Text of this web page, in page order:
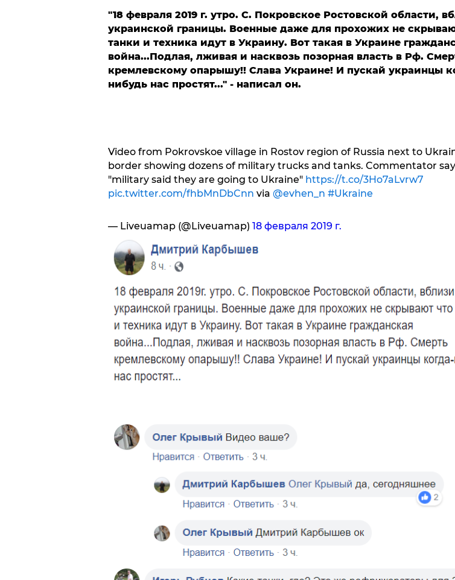
"18 февраля 2019 г. утро. С. Покровское Ростовской области,
украинской границы. Военные даже для прохожих не
танки и техника идут в Украину. Вот такая в Украине
война...Подлая, лживая и насквозь позорная власть в Рф.
кремлевскому опарышу!! Слава Украине! И пускай украинцы
нибудь нас простят..." - написал он.
Video from Pokrovskoe village in Rostov region of Russia next to
border showing dozens of military trucks and tanks. Commentator
"military said they are going to Ukraine" https://t.co/3Ho7aLvrw7
pic.twitter.com/fhbMnDbCnn via @evhen_n #Ukraine
— Liveuamap (@Liveuamap) 18 февраля 2019 г.